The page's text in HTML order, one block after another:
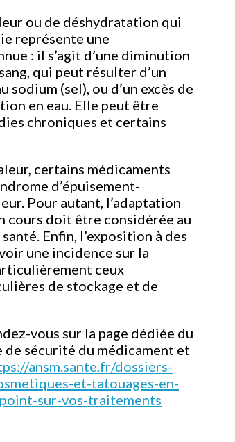
ou de déshydratation qui
représente une
: il s’agit d’une diminution
qui peut résulter d’un
sodium (sel), ou d’un excès de
en eau. Elle peut être
chroniques et certains
certains médicaments
d’épuisement-
Pour autant, l’adaptation
cours doit être considérée au
Enfin, l’exposition à des
une incidence sur la
ceux
de stockage et de
vous sur la page dédiée du
sécurité du médicament et
ansm.sante.fr/dossiers-
et-tatouages-en-
sur-vos-traitements